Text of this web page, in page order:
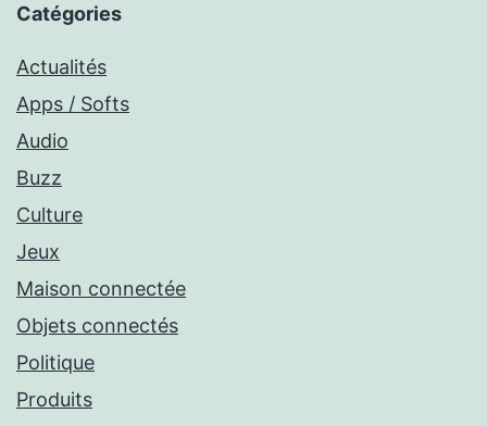
Catégories
Actualités
Apps / Softs
Audio
Buzz
Culture
Jeux
Maison connectée
Objets connectés
Politique
Produits